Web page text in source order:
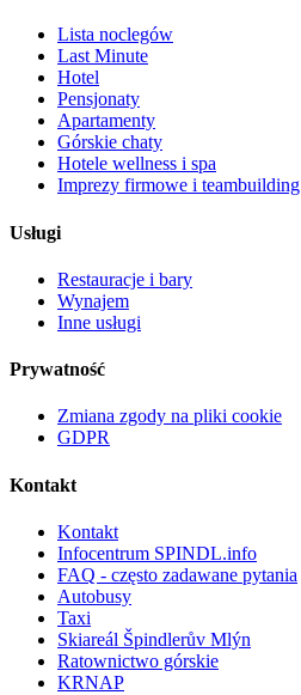
Lista noclegów
Last Minute
Hotel
Pensjonaty
Apartamenty
Górskie chaty
Hotele wellness i spa
Imprezy firmowe i teambuilding
Usługi
Restauracje i bary
Wynajem
Inne usługi
Prywatność
Zmiana zgody na pliki cookie
GDPR
Kontakt
Kontakt
Infocentrum SPINDL.info
FAQ - często zadawane pytania
Autobusy
Taxi
Skiareál Špindlerův Mlýn
Ratownictwo górskie
KRNAP